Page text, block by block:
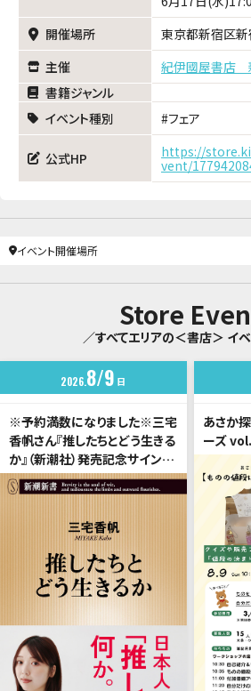
開催場所
東京都新宿区新
主催
紀伊國屋書店
書籍ジャンル
イベント種別
フェア
公式HP
https://
vent/
イベント開催場所
Store
／すべてエリアの＜書店＞ イ
2026 8 9 日
※予約満数になりました※三宅
香帆さん『推したちとどう生きる
か』（新潮社）発売記念サイン
会 ご予約受付中！
あさか
ーズ